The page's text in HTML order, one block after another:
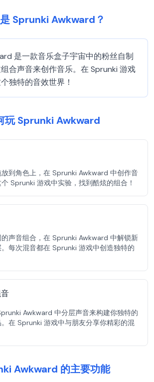
Sprunki Awkward？
是一款音乐盒子宇宙中的粉丝自制
合声音来创作音乐。在 Sprunki 游戏
独特的音效世界！
玩 Sprunki Awkward
到角色上，在 Sprunki Awkward 中创作音
Sprunki 游戏中实验，找到酷炫的组合！
声音组合，在 Sprunki Awkward 中解锁新
每次混音都在 Sprunki 游戏中创造独特的
Awkward 中分层声音来构建你独特的
在 Sprunki 游戏中与朋友分享你精彩的混
Awkward 的主要功能